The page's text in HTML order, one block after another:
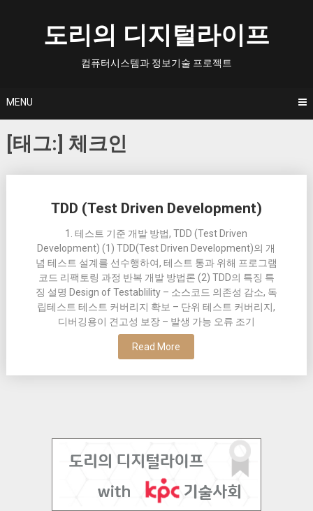
도리의 디지털라이프
컴퓨터시스템과 정보기술 프로젝트
MENU
[태그:] 체크인
TDD (Test Driven Development)
1. 테스트 기준 개발 방법, TDD (Test Driven
Development) (1) TDD(Test Driven Development)의 개
념 테스트 설계를 선수행하여, 테스트 통과 위해 프로그램
코드 리팩토링 과정 반복 개발 방법론 (2) TDD의 특징 특
징 설명 Design of Testablility – 소스코드 의존성 감소, 독
립테스트 테스트 커버리지 확보 – 단위 테스트 커버리지,
디버깅용이 견고성 보장 – 발생 가능 오류 조기
Read More
navigation